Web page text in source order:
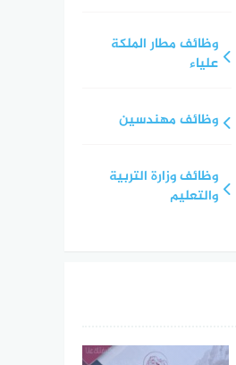
وظائف مطار الملكة
علياء
وظائف مهندسين
وظائف وزارة التربية
والتعليم